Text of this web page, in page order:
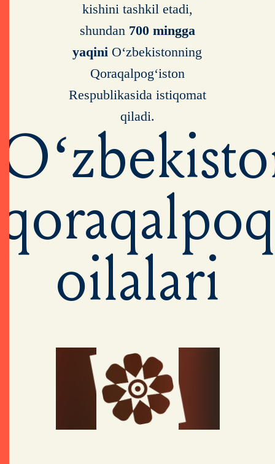
kishini tashkil etadi,
shundan 700 mingga
yaqini O‘zbekistonning
Qoraqalpog‘iston
Respublikasida istiqomat
qiladi.
qoraqalpoq
oilalari